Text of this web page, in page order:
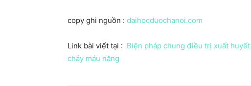
copy ghi nguồn : daihocduochanoi.com
Link bài viết tại : Biện pháp chung điều trị xuất
chảy máu nặng